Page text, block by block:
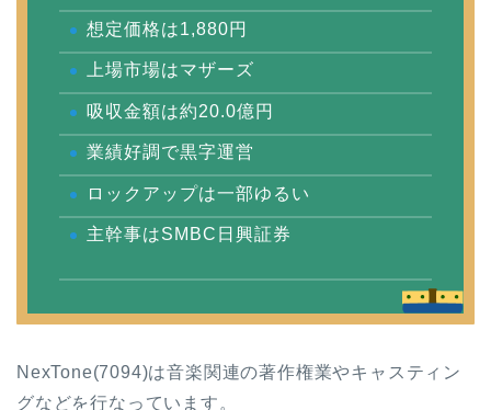
想定価格は1,880円
上場市場はマザーズ
吸収金額は約20.0億円
業績好調で黒字運営
ロックアップは一部ゆるい
主幹事はSMBC日興証券
NexTone(7094)は音楽関連の著作権業やキャスティン
グなどを行なっています。